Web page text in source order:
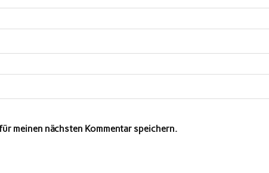
meinen nächsten Kommentar speichern.